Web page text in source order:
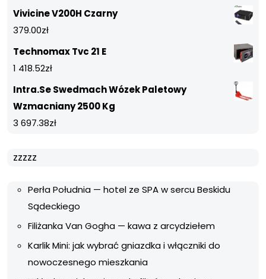
Vivicine V200H Czarny
379.00zł
Technomax Tvc 21 E
1 418.52zł
Intra.Se Swedmach Wózek Paletowy
Wzmacniany 2500 Kg
3 697.38zł
zzzzz
Perła Południa — hotel ze SPA w sercu Beskidu
Sądeckiego
Filiżanka Van Gogha — kawa z arcydziełem
Karlik Mini: jak wybrać gniazdka i włączniki do
nowoczesnego mieszkania